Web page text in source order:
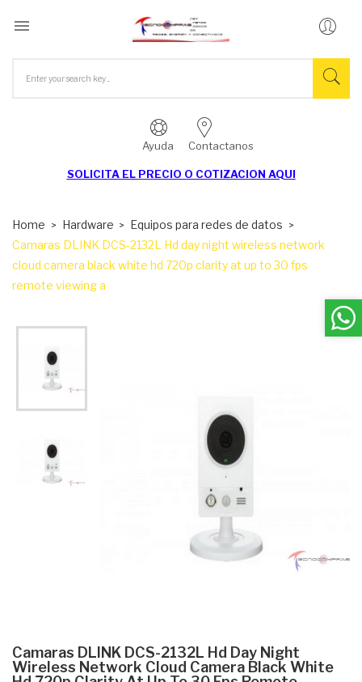

Ayuda Contactanos
SOLICITA EL PRECIO O COTIZACION AQUI
Home Hardware
Equipos para redes de datos
Camaras DLINK DCS-2132L Hd day night wireless network
cloud camera black white hd 720p clarity at up to 30 fps
remote viewing a
Camaras DLINK DCS-2132L Hd Day Night
Wireless Network Cloud Camera Black White